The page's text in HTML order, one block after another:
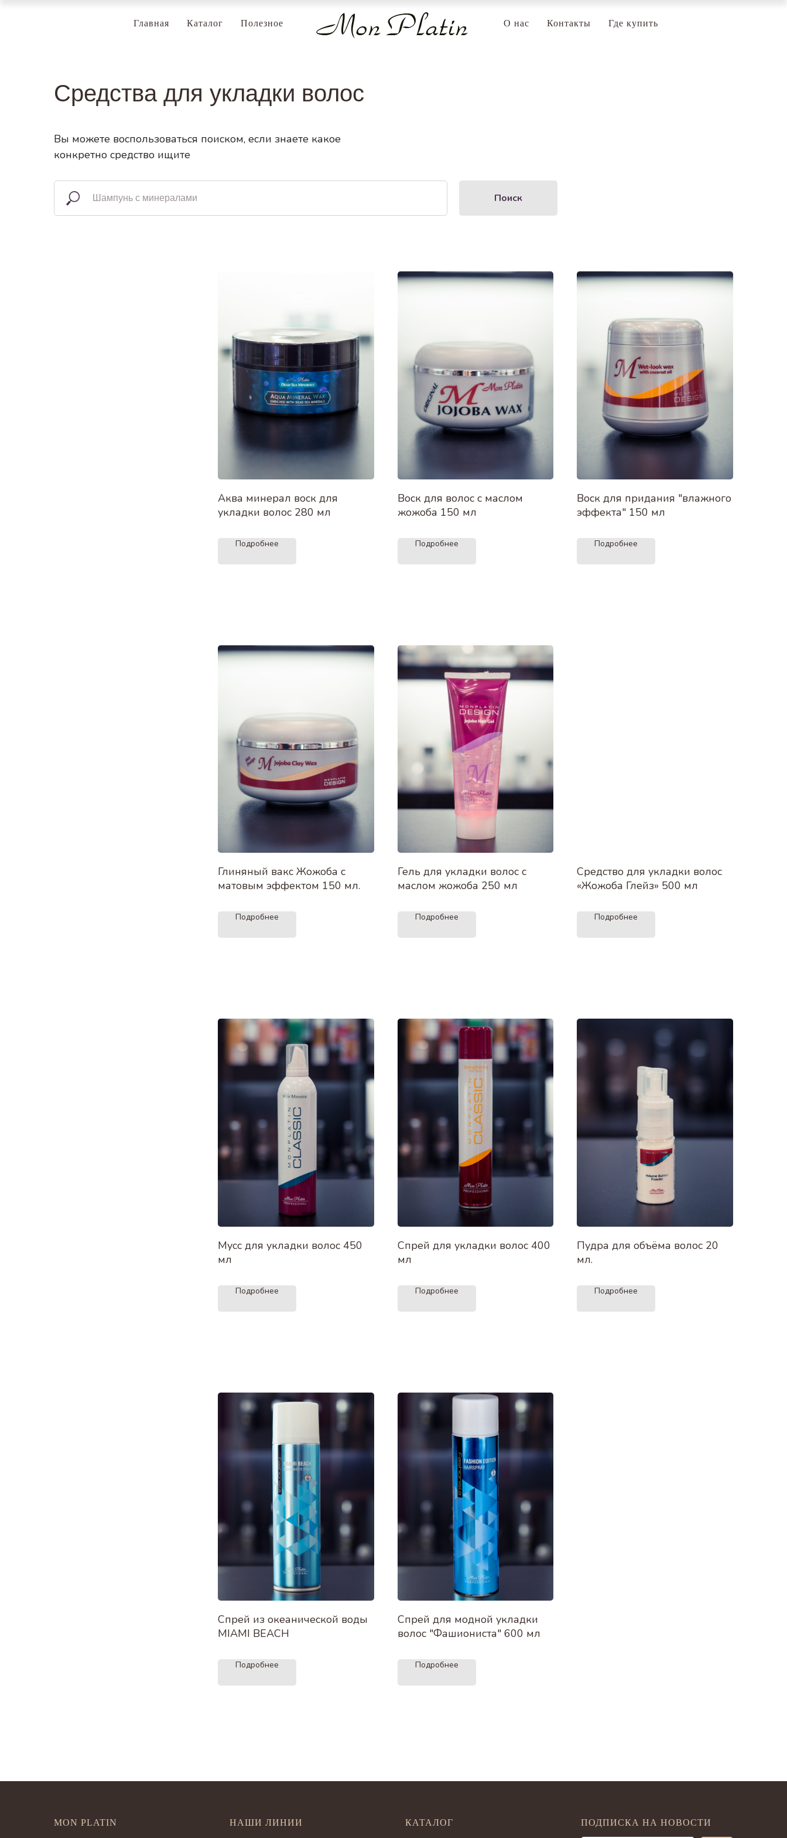
Главная Каталог Полезное О нас Контакты Где купить
Средства для укладки волос
Вы можете воспользоваться поиском, если знаете какое
конкретно средство ищите
Поиск
Аква минерал воск для
укладки волос 280 мл
Подробнее
Воск для волос с маслом
жожоба 150 мл
Подробнее
Воск для придания "влажного
эффекта" 150 мл
Подробнее
Глиняный вакс Жожоба с
матовым эффектом 150 мл.
Подробнее
Гель для укладки волос с
маслом жожоба 250 мл
Подробнее
Средство для укладки волос
«Жожоба Глейз» 500 мл
Подробнее
Мусс для укладки волос 450
мл
Подробнее
Спрей для укладки волос 400
мл
Подробнее
Пудра для объёма волос 20
мл.
Подробнее
Спрей из океанической воды
MIAMI BEACH
Подробнее
Спрей для модной укладки
волос "Фашиониста" 600 мл
Подробнее
MON PLATIN НАШИ ЛИНИИ КАТАЛОГ ПОДПИСКА НА НОВОСТИ